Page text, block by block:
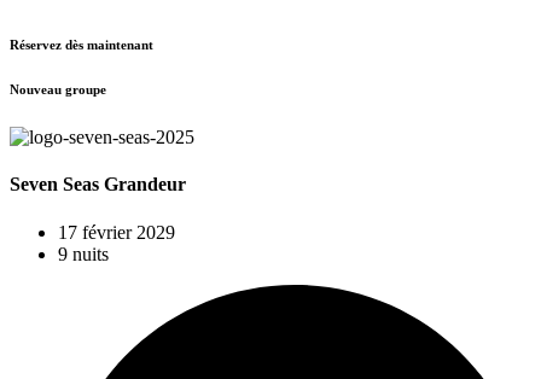
Réservez dès maintenant
Nouveau groupe
Seven Seas Grandeur
17 février 2029
9 nuits